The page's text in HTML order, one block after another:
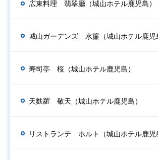
広東料理 翡翠廳（城山ホテル鹿児島）
城山ガーデンズ 水簾（城山ホテル鹿児
寿司亭 桜（城山ホテル鹿児島）
天麩羅 敬天（城山ホテル鹿児島）
リストランテ ホルト（城山ホテル鹿児